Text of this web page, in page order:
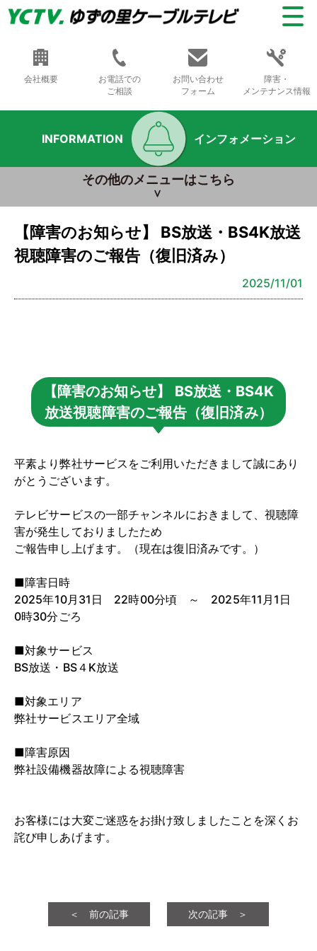
会社概要
お電話での
ご相談
お問い合わせ
フォーム
障害・
メンテナンス情報
INFORMATION インフォメーション
その他のメニューはこちら
【障害のお知らせ】 BS放送・BS4K放送
視聴障害のご報告（復旧済み）
2025/11/01
【障害のお知らせ】 BS放送・BS4K
放送視聴障害のご報告（復旧済み）
平素より弊社サービスをご利用いただきまして誠にあり
がとうございます。
テレビサービスの一部チャンネルにおきまして、視聴障
害が発生しておりましたため
ご報告申し上げます。（現在は復旧済みです。）
■障害日時
2025年10月31日 22時00分頃 ～ 2025年11月1日
0時30分ごろ
■対象サービス
BS放送・BS４K放送
■対象エリア
弊社サービスエリア全域
■障害原因
弊社設備機器故障による視聴障害
お客様には大変ご迷惑をお掛け致しましたことを深くお
詫び申しあげます。
＜ 前の記事 次の記事 ＞